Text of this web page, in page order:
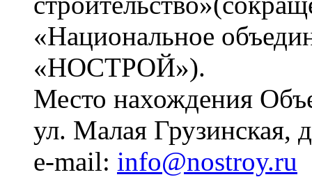
«Национальное
«НОСТРОЙ»).
Место нахождения
ул. Малая Грузинская,
e-mail: info@nostroy.ru